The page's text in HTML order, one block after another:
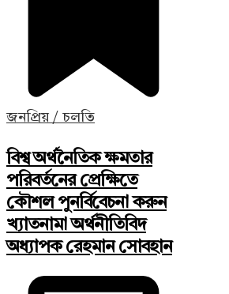
জনপ্রিয় / চলতি
বিশ্ব অর্থনৈতিক ক্ষমতার
পরিবর্তনের প্রেক্ষিতে
কৌশল পুনর্বিবেচনা করুন
খ্যাতনামা অর্থনীতিবিদ
অধ্যাপক রেহমান সোবহান